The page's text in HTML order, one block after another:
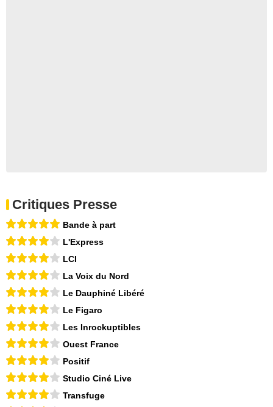
Critiques Presse
Bande à part
L'Express
LCI
La Voix du Nord
Le Dauphiné Libéré
Le Figaro
Les Inrockuptibles
Ouest France
Positif
Studio Ciné Live
Transfuge